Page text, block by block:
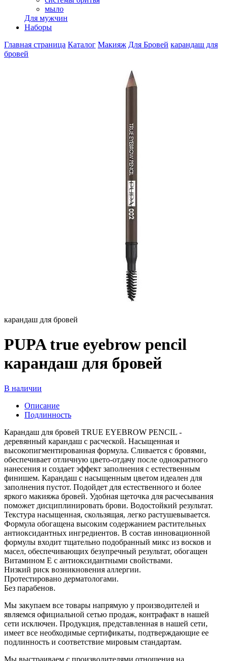
мыло
Для мужчин
Наборы
Главная страница Каталог Макияж Для Бровей карандаш для
бровей
карандаш для бровей
PUPA true eyebrow pencil
карандаш для бровей
В наличии
Описание
Подлинность
Карандаш для бровей TRUE EYEBROW PENCIL -
деревянный карандаш с расческой. Насыщенная и
высокопигментированная формула. Сливается с бровями,
обеспечивает отличную цвето-отдачу после однократного
нанесения и создает эффект заполнения с естественным
финишем. Карандаш с насыщенным цветом идеален для
заполнения пустот. Подойдет для естественного и более
яркого макияжа бровей. Удобная щеточка для расчесывания
поможет дисциплинировать брови. Водостойкий результат.
Текстура насыщенная, скользящая, легко растушевывается.
Формула обогащена высоким содержанием растительных
антиоксидантных ингредиентов. В состав инновационной
формулы входит тщательно подобранный микс из восков и
масел, обеспечивающих безупречный результат, обогащен
Витамином Е с антиоксидантными свойствами.
Низкий риск возникновения аллергии.
Протестировано дерматологами.
Без парабенов.
Мы закупаем все товары напрямую у производителей и
являемся официальной сетью продаж, контрафакт в нашей
сети исключен. Продукция, представленная в нашей сети,
имеет все необходимые сертификаты, подтверждающие ее
подлинность и соответствие мировым стандартам.
Мы выстраиваем с производителями отношения на